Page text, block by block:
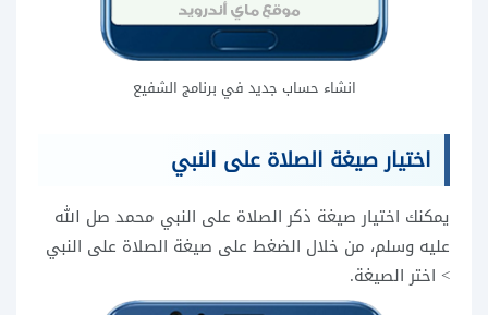
انشاء حساب جديد في برنامج الشفيع
اختيار صيغة الصلاة على النبي
يمكنك اختيار صيغة ذكر الصلاة على النبي محمد صل الله
عليه وسلم، من خلال الضغط على صيغة الصلاة على النبي
> اختر الصيغة.